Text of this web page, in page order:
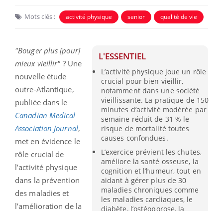
Mots clés : activité physique senior qualité de vie
L'ESSENTIEL
L’activité physique joue un rôle
crucial pour bien vieillir,
notamment dans une société
vieillissante. La pratique de 150
minutes d’activité modérée par
semaine réduit de 31 % le
risque de mortalité toutes
causes confondues.
L’exercice prévient les chutes,
améliore la santé osseuse, la
cognition et l’humeur, tout en
aidant à gérer plus de 30
maladies chroniques comme
les maladies cardiaques, le
diabète, l’ostéoporose, la
"Bouger plus [pour]
mieux vieillir" ? Une
nouvelle étude
outre-Atlantique,
publiée dans le
Canadian Medical
Association Journal,
met en évidence le
rôle crucial de
l’activité physique
dans la prévention
des maladies et
l’amélioration de la